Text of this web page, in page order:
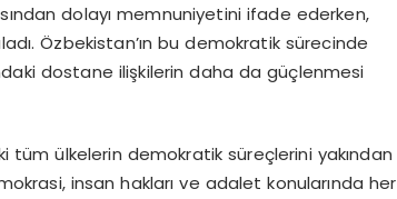
dolayı memnuniyetini ifade ederken,
Özbekistan’ın bu demokratik sürecinde
dostane ilişkilerin daha da güçlenmesi
tüm ülkelerin demokratik süreçlerini yakından
insan hakları ve adalet konularında her